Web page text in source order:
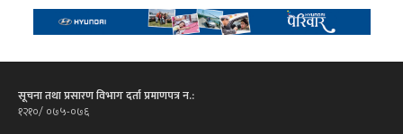
सूचना तथा प्रसारण विभाग दर्ता प्रमाणपत्र न.:
१२१०/ ०७५-०७६